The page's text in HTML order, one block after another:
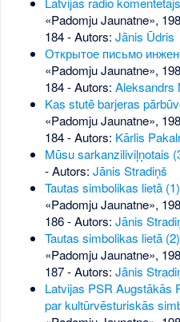
«Padomju Jaunatne»,
184- Autors: Jānis Ūdris
Открытое письмо
«Padomju Jaunatne»,
184- Autors: Aleksandrs
Kas stutē barjeras
«Padomju Jaunatne»,
184- Autors: Kārlis
Mūsu sarkanziliviļņotais
- Autors: Jānis Stradiņš
Tautas simbolikas lietā (1)
«Padomju Jaunatne»,
186- Autors: Jānis
Tautas simbolikas lietā (2)
«Padomju Jaunatne»,
187- Autors: Jānis
Latvijas PSR Augstākās
par kultūrvēsturiskās